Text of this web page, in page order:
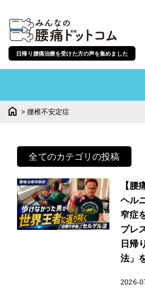
日帰り腰痛治療を受けた方の声を集めました
home > 腰椎不安定症
全てのカテゴリの投稿
【腰
ヘル
窄症
プレ
日帰
法」
2026-